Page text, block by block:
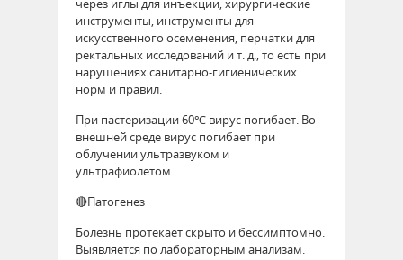
через иглы для инъекции, хирургические
инструменты, инструменты для
искусственного осеменения, перчатки для
ректальных исследований и т. д., то есть при
нарушениях санитарно-гигиенических
норм и правил.
При пастеризации 60℃ вирус погибает. Во
внешней среде вирус погибает при
облучении ультразвуком и
ультрафиолетом.
🔴Патогенез
Болезнь протекает скрыто и бессимптомно.
Выявляется по лабораторным анализам.